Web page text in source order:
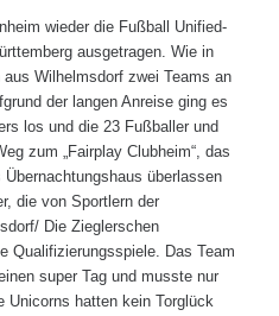
wieder die Fußball Unified-
ausgetragen. Wie in
Wilhelmsdorf zwei Teams an
der langen Anreise ging es
los und die 23 Fußballer und
zum „Fairplay Clubheim“, das
überlassen
die von Sportlern der
Die Zieglerschen
Qualifizierungsspiele. Das Team
super Tag und musste nur
Unicorns hatten kein Torglück